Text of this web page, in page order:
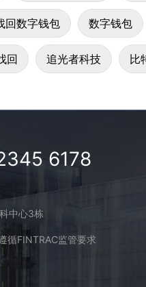
回数字钱包 数字钱包
回 追光者科技 比
6178
中心3栋
循FINTRAC监管要求